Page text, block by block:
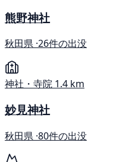
熊野神社
秋田県 ·26件の出没
神社・寺院 1.4 km
妙見神社
秋田県 ·80件の出没